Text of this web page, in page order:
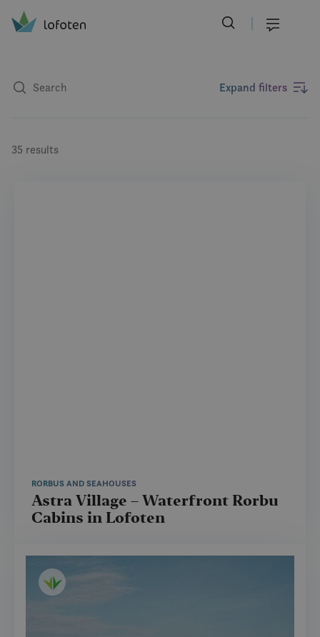
Expand filters
35 results
RORBUS AND SEAHOUSES
Astra Village – Waterfront Rorbu
Cabins in Lofoten